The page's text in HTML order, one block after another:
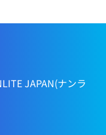
JAPAN(ナンラ